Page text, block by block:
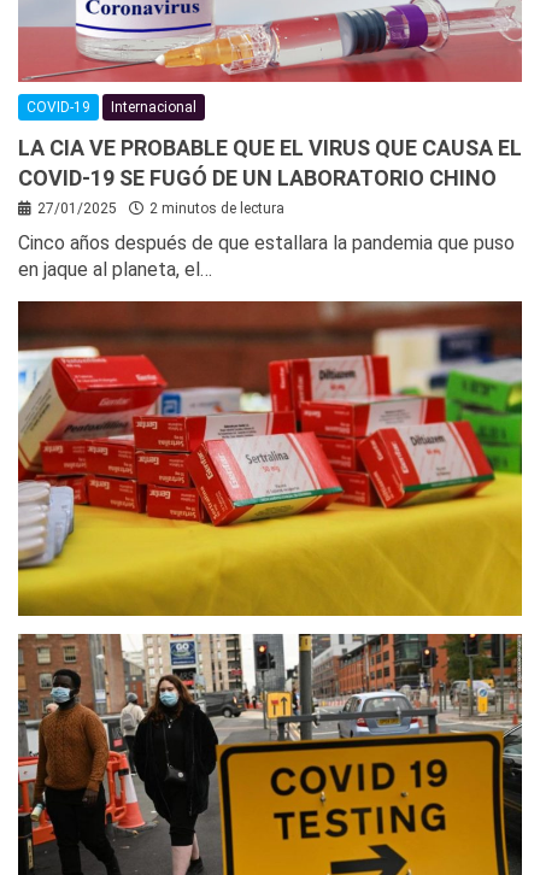
COVID-19 Internacional
LA CIA VE PROBABLE QUE EL VIRUS QUE CAUSA EL
COVID-19 SE FUGÓ DE UN LABORATORIO CHINO
27/01/2025 2 minutos de lectura
Cinco años después de que estallara la pandemia que puso
en jaque al planeta, el…